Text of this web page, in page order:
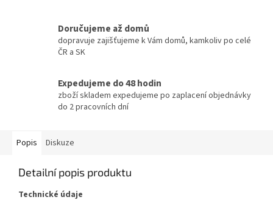
Doručujeme až domů
dopravuje zajišťujeme k Vám domů, kamkoliv po celé
ČR a SK
Expedujeme do 48 hodin
zboží skladem expedujeme po zaplacení objednávky
do 2 pracovních dní
Popis Diskuze
Detailní popis produktu
Technické údaje